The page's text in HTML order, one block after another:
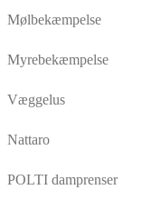
Mølbekæmpelse
Myrebekæmpelse
Væggelus
Nattaro
POLTI damprenser